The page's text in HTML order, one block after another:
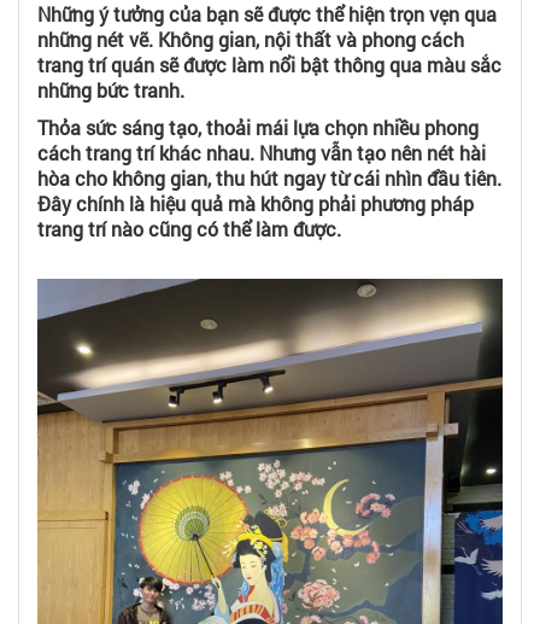
Những ý tưởng của bạn sẽ được thể hiện trọn vẹn qua
những nét vẽ. Không gian, nội thất và phong cách
trang trí quán sẽ được làm nổi bật thông qua màu sắc
những bức tranh.
Thỏa sức sáng tạo, thoải mái lựa chọn nhiều phong
cách trang trí khác nhau. Nhưng vẫn tạo nên nét hài
hòa cho không gian, thu hút ngay từ cái nhìn đầu tiên.
Đây chính là hiệu quả mà không phải phương pháp
trang trí nào cũng có thể làm được.